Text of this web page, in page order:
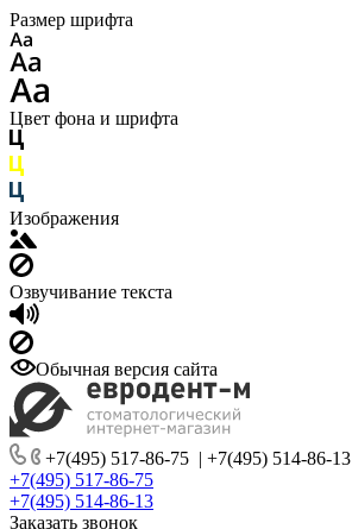
Размер шрифта
Цвет фона и шрифта
Изображения
Озвучивание текста
Обычная версия сайта
+7(495) 517-86-75 | +7(495) 514-86-13
+7(495) 517-86-75
+7(495) 514-86-13
Заказать звонок